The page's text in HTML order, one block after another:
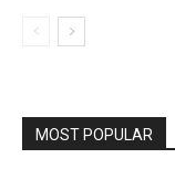
MOST POPULAR